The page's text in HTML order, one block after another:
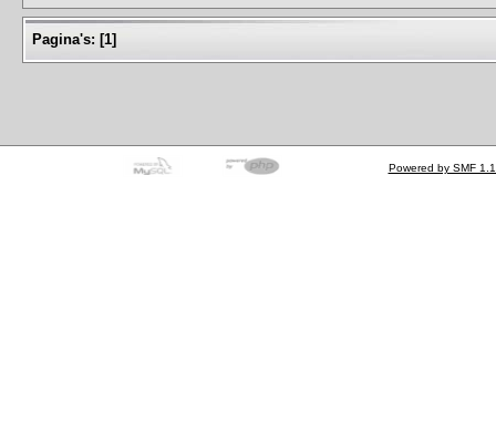
Pagina's: [1]
Powered by SMF